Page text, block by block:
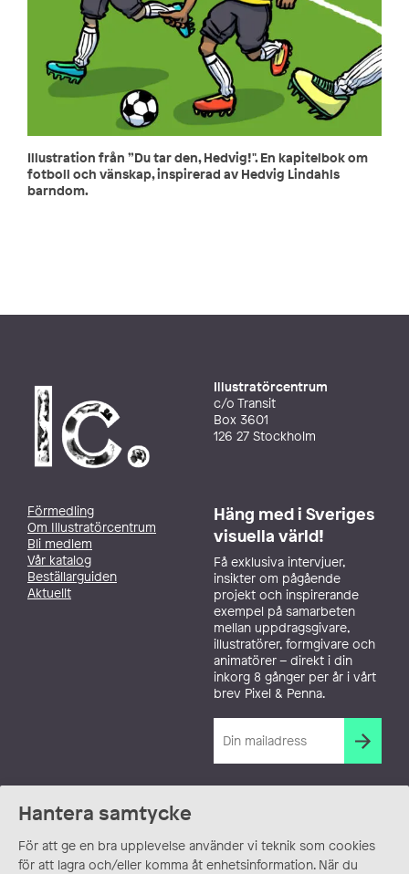
Hantera samtycke
För att ge en bra upplevelse använder vi teknik som cookies
för att lagra och/eller komma åt enhetsinformation. När du
Illustration från ”Du tar den, Hedvig!". En kapitelbok om
fotboll och vänskap, inspirerad av Hedvig Lindahls
barndom.
Illustratörcentrum
c/o Transit
Box 3601
126 27 Stockholm
Förmedling
Om Illustratörcentrum
Bli medlem
Vår katalog
Beställarguiden
Aktuellt
Häng med i Sveriges
visuella värld!
Få exklusiva intervjuer,
insikter om pågående
projekt och inspirerande
exempel på samarbeten
mellan uppdragsgivare,
illustratörer, formgivare och
animatörer – direkt i din
inkorg 8 gånger per år i vårt
brev Pixel & Penna.